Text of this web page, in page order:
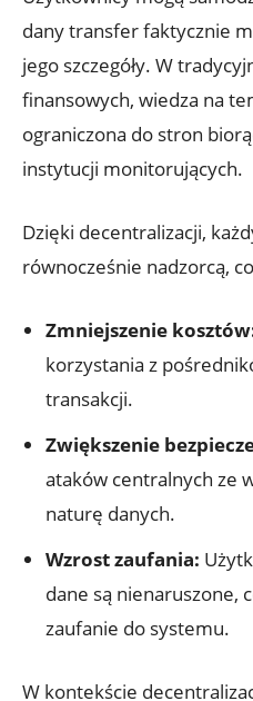
dany ​transfer faktycznie
jego ⁢szczegóły. W
finansowych, wiedza na
ograniczona do ​stron
instytucji monitorujących.
Dzięki decentralizacji,
równocześnie nadzorcą,
Zmniejszenie
korzystania ‍z
transakcji.
Zwiększenie
ataków centralnych​ ze⁣
naturę danych.
Wzrost zaufania:
dane⁤ są nienaruszone,
zaufanie do systemu.
W kontekście